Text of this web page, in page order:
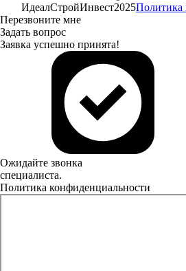
ИдеалСтройИнвест2025Политика
Перезвоните мне
Задать вопрос
Заявка успешно принята!
Ожидайте звонка
специалиста.
Политика конфиденциальности